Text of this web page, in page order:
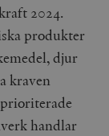
2024.
produkter
djur
kraven
handlar